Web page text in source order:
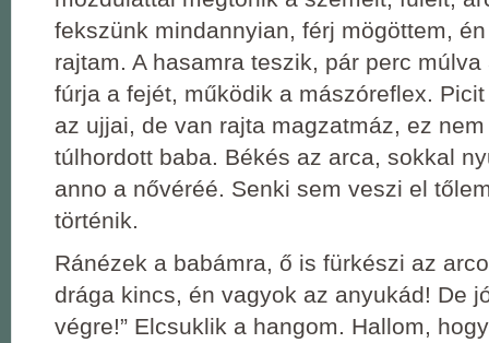
fekszünk mindannyian, férj mögöttem,
rajtam. A hasamra teszik, pár perc
fúrja a fejét, működik a mászóreflex.
az ujjai, de van rajta magzatmáz, ez
túlhordott baba. Békés az arca, sokkal
anno a nővéréé. Senki sem veszi el
történik.
Ránézek a babámra, ő is fürkészi az
drága kincs, én vagyok az anyukád! De
végre!” Elcsuklik a hangom. Hallom,